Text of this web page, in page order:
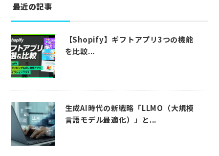
最近の記事
【Shopify】ギフトアプリ3つの機能
を比較...
生成AI時代の新戦略「LLMO（大規模
言語モデル最適化）」と...